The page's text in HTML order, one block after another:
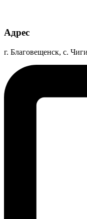
Адрес
г. Благовещенск, с.